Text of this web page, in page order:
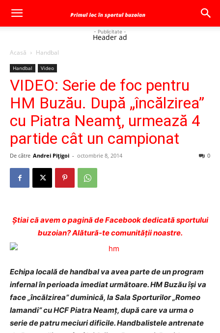
- Publicitate -
Header ad
Acasă Handbal
Handbal Video
VIDEO: Serie de foc pentru
HM Buzău. După „încălzirea”
cu Piatra Neamţ, urmează 4
partide cât un campionat
De către Andrei Pițigoi - octombrie 8, 2014 0
Ştiai că avem o pagină de Facebook dedicată sportului
buzoian? Alătură-te comunității noastre.
Echipa locală de handbal va avea parte de un program
infernal în perioada imediat următoare. HM Buzău îşi va
face „încălzirea” duminică, la Sala Sporturilor „Romeo
Iamandi” cu HCF Piatra Neamţ, după care va urma o
serie de patru meciuri dificile. Handbalistele antrenate